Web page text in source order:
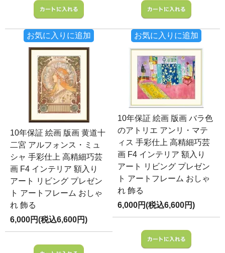
お気に入りに追加 お気に入りに追加
10年保証 絵画 版画 黄道十
二宮 アルフォンス・ミュ
シャ 手彩仕上 高精細巧芸
画 F4 インテリア 額入り
アート リビング プレゼン
ト アートフレーム おしゃ
れ 飾る
6,000円(税込6,600円)
10年保証 絵画 版画 バラ色
のアトリエ アンリ・マテ
ィス 手彩仕上 高精細巧芸
画 F4 インテリア 額入り
アート リビング プレゼン
ト アートフレーム おしゃ
れ 飾る
6,000円(税込6,600円)